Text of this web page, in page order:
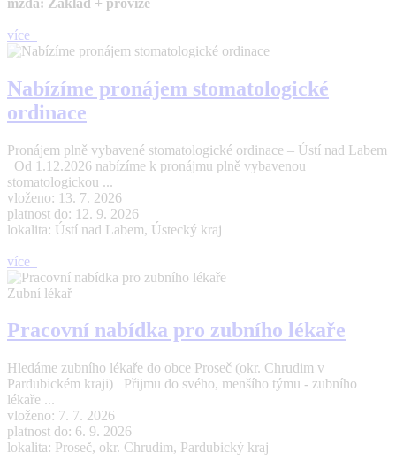
více
Nabízíme pronájem stomatologické
ordinace
Pronájem plně vybavené stomatologické ordinace – Ústí nad Labem
Od 1.12.2026 nabízíme k pronájmu plně vybavenou
stomatologickou ...
vloženo: 13. 7. 2026
platnost do: 12. 9. 2026
lokalita: Ústí nad Labem, Ústecký kraj
více
Zubní lékař
Pracovní nabídka pro zubního lékaře
Hledáme zubního lékaře do obce Proseč (okr. Chrudim v
Pardubickém kraji) Přijmu do svého, menšího týmu - zubního
lékaře ...
vloženo: 7. 7. 2026
platnost do: 6. 9. 2026
lokalita: Proseč, okr. Chrudim, Pardubický kraj